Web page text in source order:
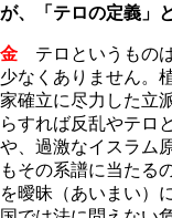
が、「テロの定義」
金 テロというもの
少なくありません。
家確立に尽力した立
らすれば反乱やテロ
や、過激なイスラム
もその系譜に当たる
を曖昧（あいまい）